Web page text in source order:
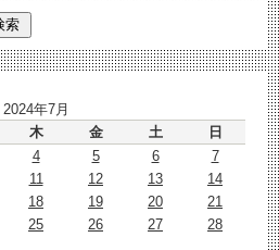
2024年7月
木 金 土
日
4 5 6
7
11 12 13
14
18 19 20
21
25 26 27
28